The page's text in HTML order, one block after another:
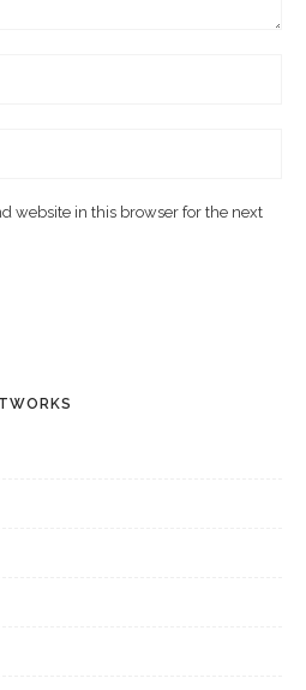
website in this browser for the next